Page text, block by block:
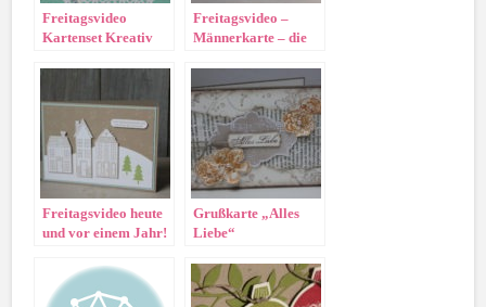
Freitagsvideo
Kartenset Kreativ
Freitagsvideo –
Männerkarte – die
Freitagsvideo heute
und vor einem Jahr!
Grußkarte „Alles
Liebe“